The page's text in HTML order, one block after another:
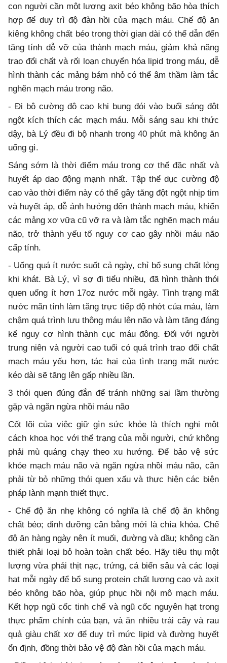
con người cần một lượng axit béo không bão hòa thích
hợp để duy trì độ đàn hồi của mạch máu. Chế độ ăn
kiêng không chất béo trong thời gian dài có thể dẫn đến
tăng tính dễ vỡ của thành mạch máu, giảm khả năng
trao đổi chất và rối loạn chuyển hóa lipid trong máu, dễ
hình thành các mảng bám nhỏ có thể âm thầm làm tắc
nghẽn mạch máu trong não.
- Đi bộ cường độ cao khi bụng đói vào buổi sáng đột
ngột kích thích các mạch máu. Mỗi sáng sau khi thức
dậy, bà Lý đều đi bộ nhanh trong 40 phút mà không ăn
uống gì.
Sáng sớm là thời điểm máu trong cơ thể đặc nhất và
huyết áp dao động mạnh nhất. Tập thể dục cường độ
cao vào thời điểm này có thể gây tăng đột ngột nhịp tim
và huyết áp, dễ ảnh hưởng đến thành mạch máu, khiến
các mảng xơ vữa cũ vỡ ra và làm tắc nghẽn mạch máu
não, trở thành yếu tố nguy cơ cao gây nhồi máu não
cấp tính.
- Uống quá ít nước suốt cả ngày, chỉ bổ sung chất lỏng
khi khát. Bà Lý, vì sợ đi tiểu nhiều, đã hình thành thói
quen uống ít hơn 17oz nước mỗi ngày. Tình trạng mất
nước mãn tính làm tăng trực tiếp độ nhớt của máu, làm
chậm quá trình lưu thông máu lên não và làm tăng đáng
kể nguy cơ hình thành cục máu đông. Đối với người
trung niên và người cao tuổi có quá trình trao đổi chất
mạch máu yếu hơn, tác hại của tình trạng mất nước
kéo dài sẽ tăng lên gấp nhiều lần.
3 thói quen đúng đắn để tránh những sai lầm thường
gặp và ngăn ngừa nhồi máu não
Cốt lõi của việc giữ gìn sức khỏe là thích nghi một
cách khoa học với thể trạng của mỗi người, chứ không
phải mù quáng chạy theo xu hướng. Để bảo vệ sức
khỏe mạch máu não và ngăn ngừa nhồi máu não, cần
phải từ bỏ những thói quen xấu và thực hiện các biện
pháp lành mạnh thiết thực.
- Chế độ ăn nhẹ không có nghĩa là chế độ ăn không
chất béo; dinh dưỡng cân bằng mới là chìa khóa. Chế
độ ăn hàng ngày nên ít muối, đường và dầu; không cần
thiết phải loại bỏ hoàn toàn chất béo. Hãy tiêu thụ một
lượng vừa phải thịt nạc, trứng, cá biển sâu và các loại
hạt mỗi ngày để bổ sung protein chất lượng cao và axit
béo không bão hòa, giúp phục hồi nội mô mạch máu.
Kết hợp ngũ cốc tinh chế và ngũ cốc nguyên hạt trong
thực phẩm chính của bạn, và ăn nhiều trái cây và rau
quả giàu chất xơ để duy trì mức lipid và đường huyết
ổn định, đồng thời bảo vệ độ đàn hồi của mạch máu.